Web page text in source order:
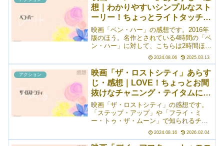
想｜わかりやすいシンプルなスト
ーリー！ちょっとライトタッチな
ベン・ハー
映画「ベン・ハー」の感想です。2016年
版のほう。名作とされている4時間の「ベ
ン・ハー」に対して、こちらは2時間ほど
しかないので、人間関係含めさまざまな
描写が、比較的ライトタッチに描かれて
いると思います。なので、悪く言えば物
足りない、良く言えば気軽に観やすいと
いった感じ。個人的には、これはこれで
結構好きでした。一部わかりづらいとこ
ろがありつつも、シンプルなストーリー
で良かったです◎
2024.08.06 2025.03.13
アクション
映画「ザ・ロストシティ」あらす
じ・感想｜LOVE！ちょっとお間
抜けなチャニング・テイタムに胸
キュン！
映画「ザ・ロストシティ」の感想です。
「ステップ・アップ」や「フライ・ミ
ー・トゥ・ザ・ムーン」で知られるチャ
ニング・テイタムの出演作。ヒロインは
あの大女優サンドラ・ブロック……なん
2024.08.16 2026.02.04